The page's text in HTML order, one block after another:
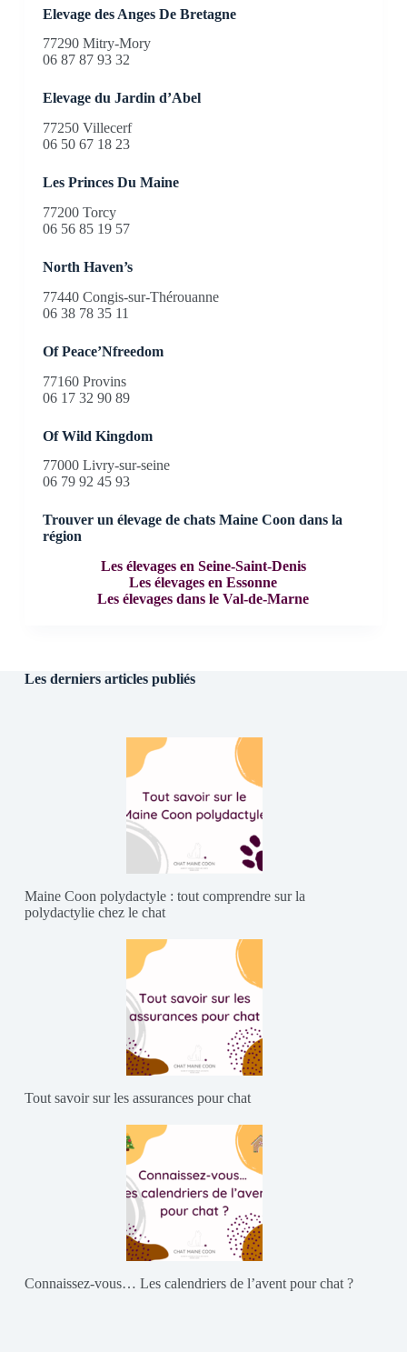
Elevage des Anges De Bretagne
77290 Mitry-Mory
06 87 87 93 32
Elevage du Jardin d’Abel
77250 Villecerf
06 50 67 18 23
Les Princes Du Maine
77200 Torcy
06 56 85 19 57
North Haven’s
77440 Congis-sur-Thérouanne
06 38 78 35 11
Of Peace’Nfreedom
77160 Provins
06 17 32 90 89
Of Wild Kingdom
77000 Livry-sur-seine
06 79 92 45 93
Trouver un élevage de chats Maine Coon dans la
région
Les élevages en Seine-Saint-Denis
Les élevages en Essonne
Les élevages dans le Val-de-Marne
Les derniers articles publiés
Maine Coon polydactyle : tout comprendre sur la
polydactylie chez le chat
Tout savoir sur les assurances pour chat
Connaissez-vous… Les calendriers de l’avent pour chat ?